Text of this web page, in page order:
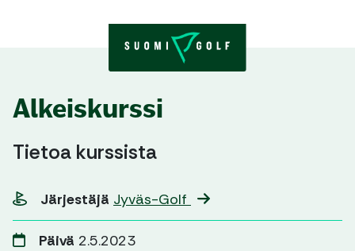
Alkeiskurssi
Tietoa kurssista
Järjestäjä Jyväs-Golf
Päivä 2.5.2023